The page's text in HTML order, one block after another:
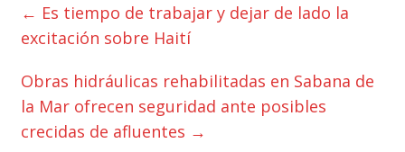
← Es tiempo de trabajar y dejar de lado la
excitación sobre Haití
Obras hidráulicas rehabilitadas en Sabana de
la Mar ofrecen seguridad ante posibles
crecidas de afluentes →